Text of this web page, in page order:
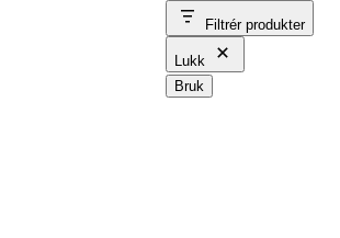
Filtrér produkter
Lukk
Bruk